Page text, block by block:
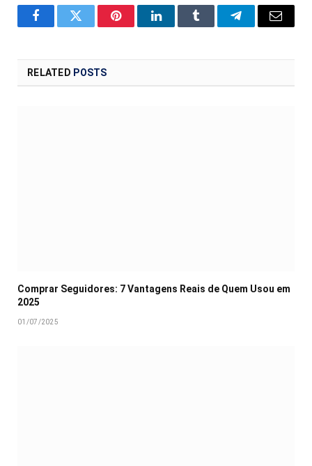
FacebookTwitter PinterestLinkedInTumblr TelegramEmail
RELATED POSTS
Comprar Seguidores: 7 Vantagens Reais de Quem Usou em
2025
01/07/2025